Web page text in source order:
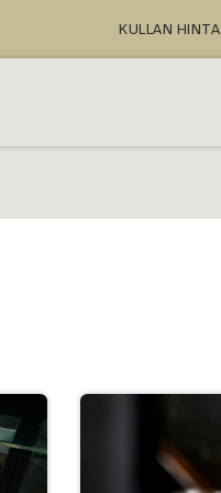
KULLAN HINTA